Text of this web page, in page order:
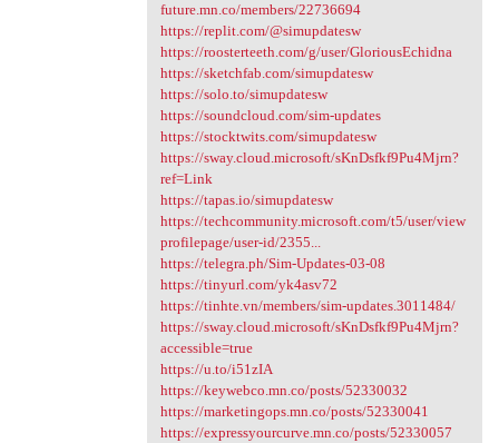
future.mn.co/members/22736694
https://replit.com/@simupdatesw
https://roosterteeth.com/g/user/GloriousEchidna
https://sketchfab.com/simupdatesw
https://solo.to/simupdatesw
https://soundcloud.com/sim-updates
https://stocktwits.com/simupdatesw
https://sway.cloud.microsoft/sKnDsfkf9Pu4Mjrn?
ref=Link
https://tapas.io/simupdatesw
https://techcommunity.microsoft.com/t5/user/view
profilepage/user-id/2355...
https://telegra.ph/Sim-Updates-03-08
https://tinyurl.com/yk4asv72
https://tinhte.vn/members/sim-updates.3011484/
https://sway.cloud.microsoft/sKnDsfkf9Pu4Mjrn?
accessible=true
https://u.to/i51zIA
https://keywebco.mn.co/posts/52330032
https://marketingops.mn.co/posts/52330041
https://expressyourcurve.mn.co/posts/52330057